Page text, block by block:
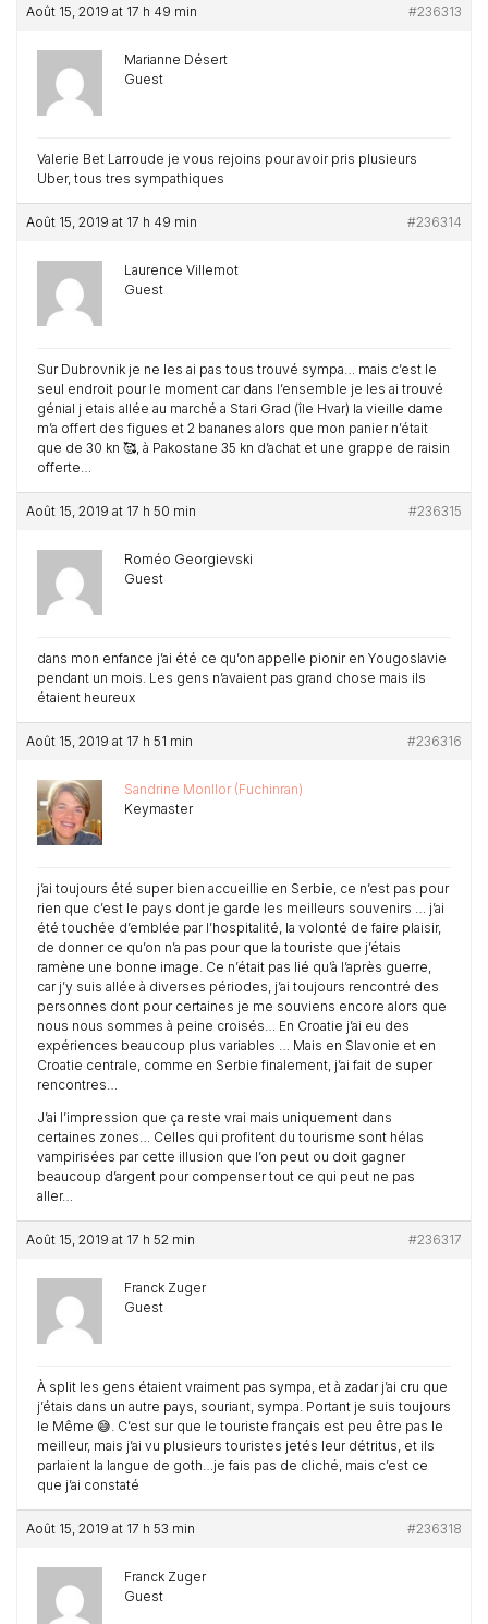
Août 15, 2019 at 17 h 49 min #236313
Marianne Désert
Guest
Valerie Bet Larroude je vous rejoins pour avoir pris plusieurs
Uber, tous tres sympathiques
Août 15, 2019 at 17 h 49 min #236314
Laurence Villemot
Guest
Sur Dubrovnik je ne les ai pas tous trouvé sympa… mais c’est le
seul endroit pour le moment car dans l’ensemble je les ai trouvé
génial j etais allée au marché a Stari Grad (île Hvar) la vieille dame
m’a offert des figues et 2 bananes alors que mon panier n’était
que de 30 kn 🥰, à Pakostane 35 kn d’achat et une grappe de raisin
offerte…
Août 15, 2019 at 17 h 50 min #236315
Roméo Georgievski
Guest
dans mon enfance j’ai été ce qu’on appelle pionir en Yougoslavie
pendant un mois. Les gens n’avaient pas grand chose mais ils
étaient heureux
Août 15, 2019 at 17 h 51 min #236316
Sandrine Monllor (Fuchinran)
Keymaster
j’ai toujours été super bien accueillie en Serbie, ce n’est pas pour
rien que c’est le pays dont je garde les meilleurs souvenirs … j’ai
été touchée d’emblée par l’hospitalité, la volonté de faire plaisir,
de donner ce qu’on n’a pas pour que la touriste que j’étais
ramène une bonne image. Ce n’était pas lié qu’à l’après guerre,
car j’y suis allée à diverses périodes, j’ai toujours rencontré des
personnes dont pour certaines je me souviens encore alors que
nous nous sommes à peine croisés… En Croatie j’ai eu des
expériences beaucoup plus variables … Mais en Slavonie et en
Croatie centrale, comme en Serbie finalement, j’ai fait de super
rencontres…
J’ai l’impression que ça reste vrai mais uniquement dans
certaines zones… Celles qui profitent du tourisme sont hélas
vampirisées par cette illusion que l’on peut ou doit gagner
beaucoup d’argent pour compenser tout ce qui peut ne pas
aller…
Août 15, 2019 at 17 h 52 min #236317
Franck Zuger
Guest
À split les gens étaient vraiment pas sympa, et à zadar j’ai cru que
j’étais dans un autre pays, souriant, sympa. Portant je suis toujours
le Même 😅. C’est sur que le touriste français est peu être pas le
meilleur, mais j’ai vu plusieurs touristes jetés leur détritus, et ils
parlaient la langue de goth…je fais pas de cliché, mais c’est ce
que j’ai constaté
Août 15, 2019 at 17 h 53 min #236318
Franck Zuger
Guest